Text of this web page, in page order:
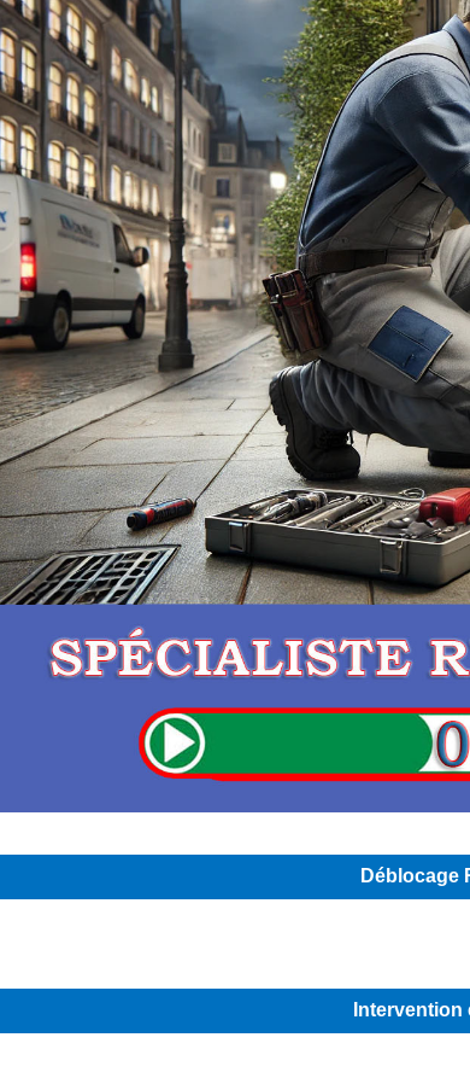
Déblocage